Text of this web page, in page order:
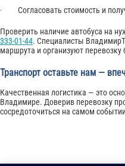
· Согласовать стоимость и
Проверить наличие автобуса на
333-01-44. Специалисты
маршрута и организуют перевозку
Транспорт оставьте нам —
Качественная логистика — это
Владимире. Доверив перевозку
сосредоточиться на самом